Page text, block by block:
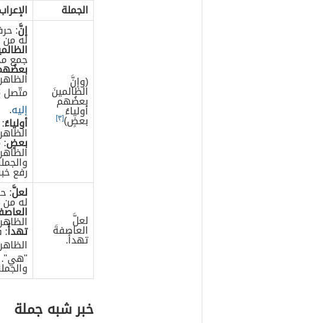
الجملة
الإعراب
(وإنَّ
الظالمينَ
بعضُهم
أولياءُ
بعضٍ)[٣]
إنَّ:
له من
جمع
إليه.
أولياءُ
بعضٍ:
رفع
لعلَّ
العاصفةَ
تهدأُ.
لعلَّ:
له من
تهدأُ:
"هي".
خبر شبه جملة